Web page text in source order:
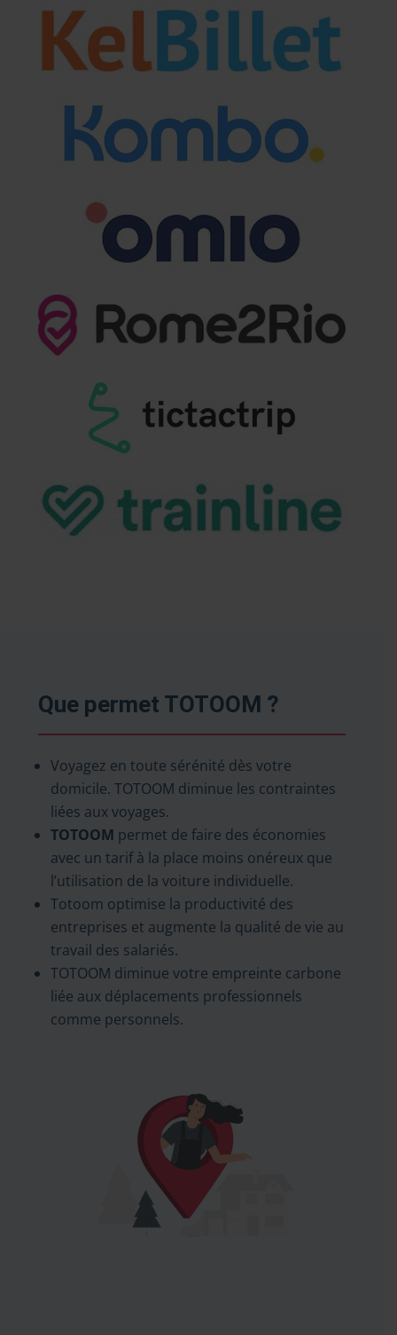
Que permet TOTOOM ?
Voyagez en toute sérénité dès votre
domicile. TOTOOM diminue les contraintes
liées aux voyages.
TOTOOM permet de faire des économies
avec un tarif à la place moins onéreux que
l’utilisation de la voiture individuelle.
Totoom optimise la productivité des
entreprises et augmente la qualité de vie au
travail des salariés.
TOTOOM diminue votre empreinte carbone
liée aux déplacements professionnels
comme personnels.